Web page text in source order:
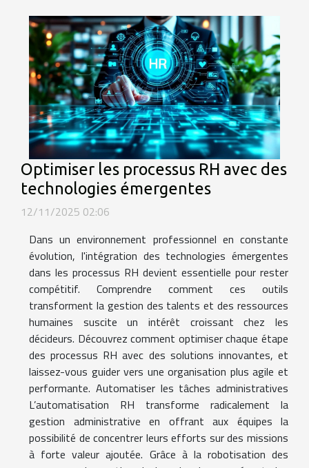
Optimiser les processus RH avec des
technologies émergentes
12/11/2025 02:06
Dans un environnement professionnel en constante
évolution, l'intégration des technologies émergentes
dans les processus RH devient essentielle pour rester
compétitif. Comprendre comment ces outils
transforment la gestion des talents et des ressources
humaines suscite un intérêt croissant chez les
décideurs. Découvrez comment optimiser chaque étape
des processus RH avec des solutions innovantes, et
laissez-vous guider vers une organisation plus agile et
performante. Automatiser les tâches administratives
L’automatisation RH transforme radicalement la
gestion administrative en offrant aux équipes la
possibilité de concentrer leurs efforts sur des missions
à forte valeur ajoutée. Grâce à la robotisation des